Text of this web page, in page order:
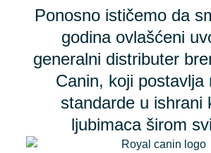
Ponosno ističemo da
godina ovlašćeni
generalni distributer
Canin, koji postavlja
standarde u ishrani
ljubimaca širom